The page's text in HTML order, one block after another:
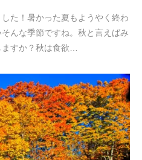
た！暑かった夏もようやく終わ
んな季節ですね。秋と言えばみ
ますか？秋は食欲…